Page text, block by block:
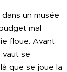
un musée
mal
floue. Avant
vaut se
que se joue la